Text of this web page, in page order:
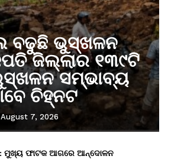
ବଢୁଛି ଭୁସ୍ଖଳନ
ଜିଲ୍ଲାର ୧୩୯ଟି
ସମ୍ଭାବ୍ୟ
ଚିହ୍ନଟ
August 7, 2026
: ମୁଖ୍ୟ ଫାଟକ ଆଗରେ ଆନ୍ଦୋଳନ